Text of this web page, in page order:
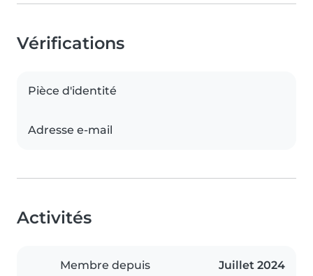
Vérifications
Pièce d'identité
Adresse e-mail
Activités
Membre depuis Juillet 2024